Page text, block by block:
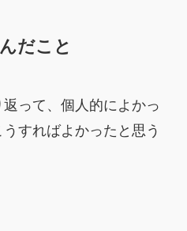
だこと
って、個人的によかっ
すればよかったと思う